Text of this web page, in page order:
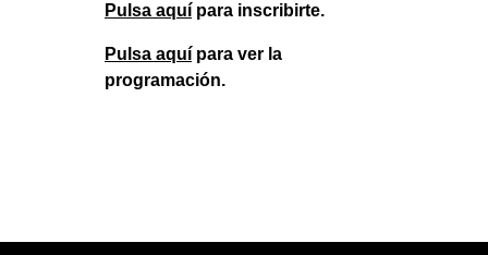
Pulsa aquí para inscribirte.
Pulsa aquí para ver la
programación.